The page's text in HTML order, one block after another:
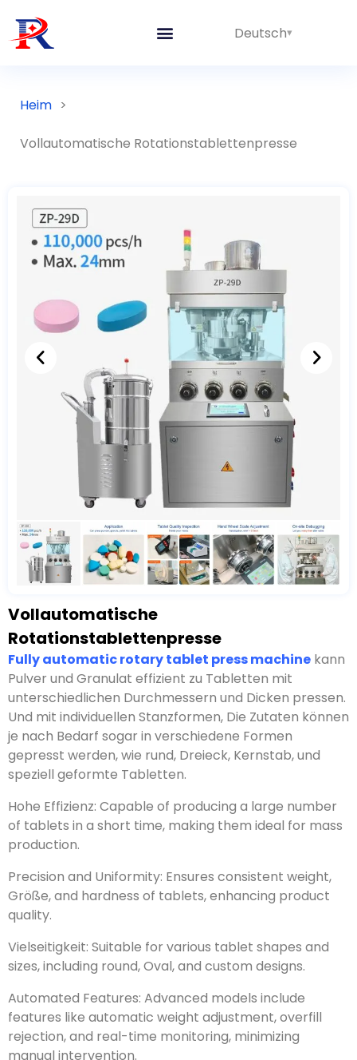
Deutsch
Vollautomatische
Rotationstablettenpresse
kann Pulver und Granulat effizient zu Tabletten mit
unterschiedlichen Durchmessern und Dicken pressen.
Und mit individuellen Stanzformen, Die Zutaten können
je nach Bedarf sogar in verschiedene Formen
gepresst werden, wie rund, Dreieck, Kernstab, und
speziell geformte Tabletten.
Hohe Effizienz:,.
:, Größe,,.
Vielseitigkeit:
:,,,.
Spezifikation:
Bis zu 110.000 Tabs/h
Max. Durchmesser der Tablette 24mm
Max. Druck 100 KN